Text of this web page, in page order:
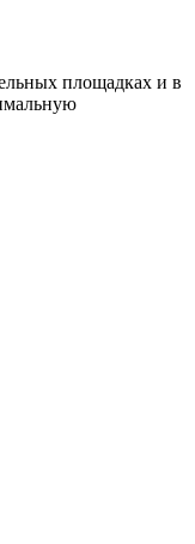
площадках и в